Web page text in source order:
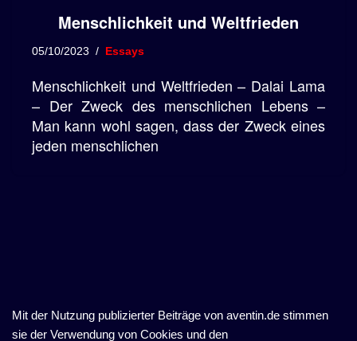
Menschlichkeit und Weltfrieden
05/10/2023 Essays
Menschlichkeit und Weltfrieden – Dalai Lama
– Der Zweck des menschlichen Lebens –
Man kann wohl sagen, dass der Zweck eines
jeden menschlichen
Mit der Nutzung publizierter Beiträge von aventin.de stimmen
sie der Verwendung von Cookies und den